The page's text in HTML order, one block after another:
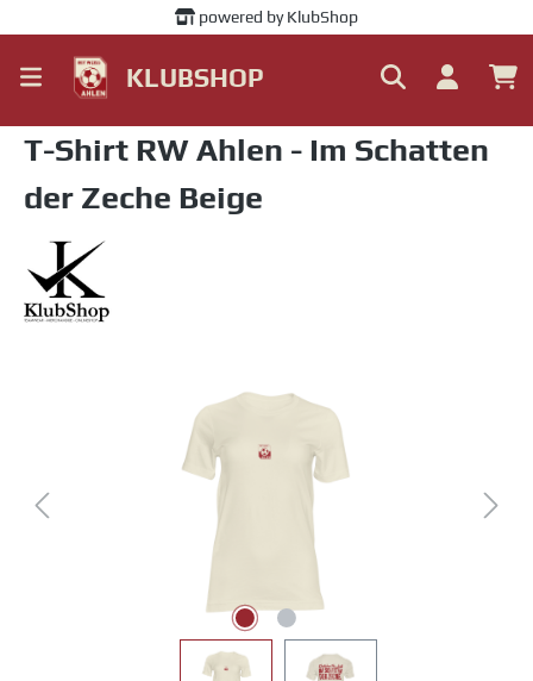
powered by KlubShop
KLUBSHOP
T-Shirt RW Ahlen - Im Schatten
der Zeche Beige